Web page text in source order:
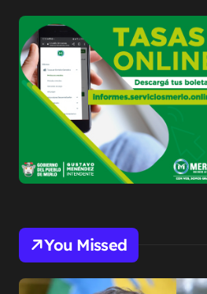
You Missed